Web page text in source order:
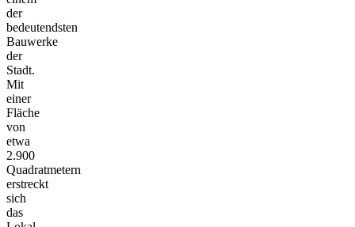
der
bedeutendsten
Bauwerke
der
Stadt.
Mit
einer
Fläche
von
etwa
2.900
Quadratmetern
erstreckt
sich
das